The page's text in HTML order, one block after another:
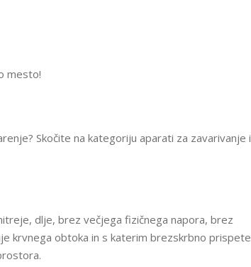
mesto!
Skočite na kategoriju aparati za zavarivanje i
dlje, brez večjega fizičnega napora, brez
krvnega obtoka in s katerim brezskrbno prispete